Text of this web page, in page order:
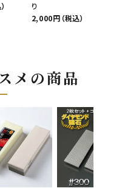
り
2,000円（税込）
メの商品